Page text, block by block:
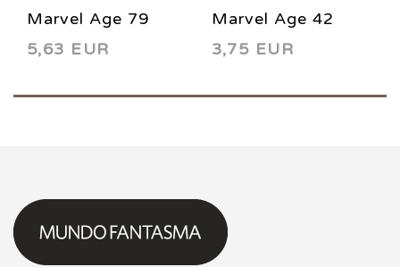
Marvel Age 79
1989
5,63 EUR
Marvel Age 42
1986
3,75 EUR